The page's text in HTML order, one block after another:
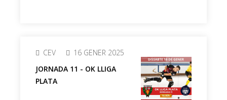
CEV
16 GENER 2025
JORNADA 11 - OK LLIGA
PLATA